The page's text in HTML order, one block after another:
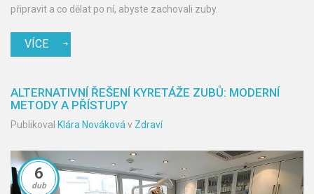
připravit a co dělat po ní, abyste zachovali zuby.
VÍCE
ALTERNATIVNÍ ŘEŠENÍ KYRETÁŽE ZUBŮ: MODERNÍ
METODY A PŘÍSTUPY
Publikoval Klára Nováková v Zdraví
6
dub